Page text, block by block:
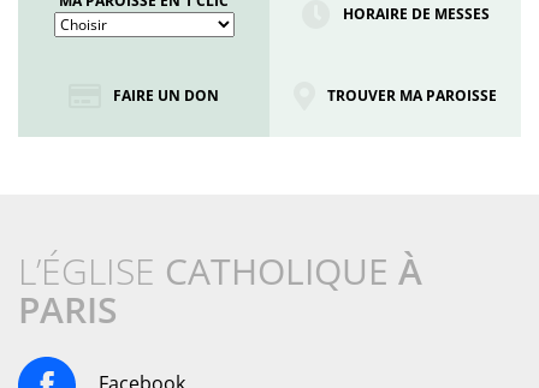
HORAIRE DE MESSES
FAIRE UN DON TROUVER MA PAROISSE
L’ÉGLISE CATHOLIQUE À
PARIS